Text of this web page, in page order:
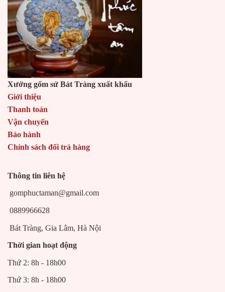
Xưởng gốm sứ Bát Tràng xuất khẩu
Giới thiệu
Thanh toán
Vận chuyển
Bảo hành
Chính sách đổi trả hàng
Thông tin liên hệ
gomphuctaman@gmail.com
0889966628
Bát Tràng, Gia Lâm, Hà Nội
Thời gian hoạt động
Thứ 2: 8h - 18h00
Thứ 3: 8h - 18h00